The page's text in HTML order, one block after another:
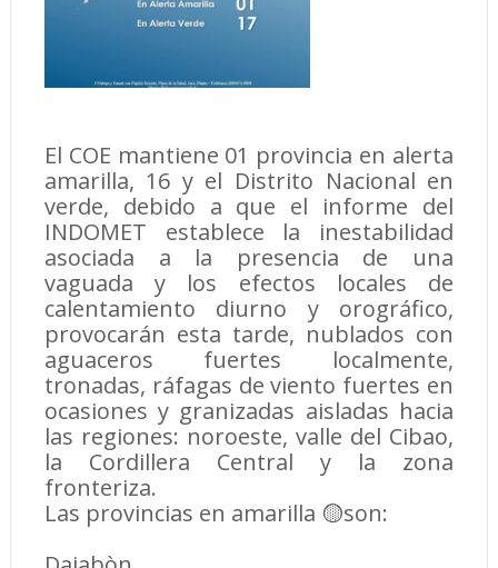
El COE mantiene 01 provincia en alerta
amarilla, 16 y el Distrito Nacional en
verde, debido a que el informe del
INDOMET establece la inestabilidad
asociada a la presencia de una
vaguada y los efectos locales de
calentamiento diurno y orográfico,
provocarán esta tarde, nublados con
aguaceros fuertes localmente,
tronadas, ráfagas de viento fuertes en
ocasiones y granizadas aisladas hacia
las regiones: noroeste, valle del Cibao,
la Cordillera Central y la zona
fronteriza.
Las provincias en amarilla 🟡son: